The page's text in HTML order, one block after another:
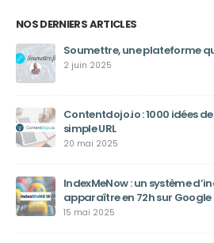
NOS DERNIERS ARTICLES
Soumettre, une plateforme
2 juin 2025
Contentdojo.io : 1000 idées
simple URL
20 mai 2025
IndexMeNow : un système
apparaître en 72h sur Google
15 mai 2025